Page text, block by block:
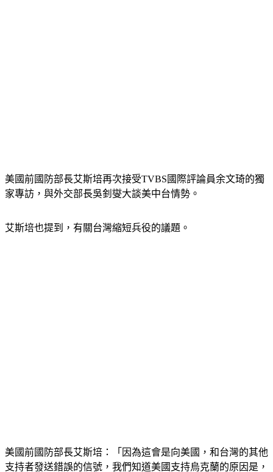
美國前國防部長艾斯培再次接受TVBS國際評論員余文琦的獨
美國前國防部長艾斯培：「因為這會是向美國，和台灣的其他